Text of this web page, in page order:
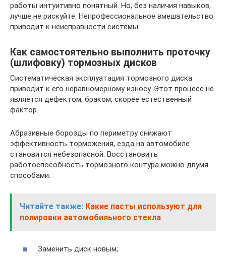
работы интуитивно понятный. Но, без наличия навыков,
лучше не рискуйте. Непрофессиональное вмешательство
приводит к неисправности системы.
Как самостоятельно выполнить проточку
(шлифовку) тормозных дисков
Систематическая эксплуатация тормозного диска
приводит к его неравномерному износу. Этот процесс не
является дефектом, браком, скорее естественный
фактор.
Абразивные борозды по периметру снижают
эффективность торможения, езда на автомобиле
становится небезопасной. Восстановить
работоспособность тормозного контура можно двумя
способами:
Читайте также: Какие пасты используют для
полировки автомобильного стекла
Заменить диск новым;